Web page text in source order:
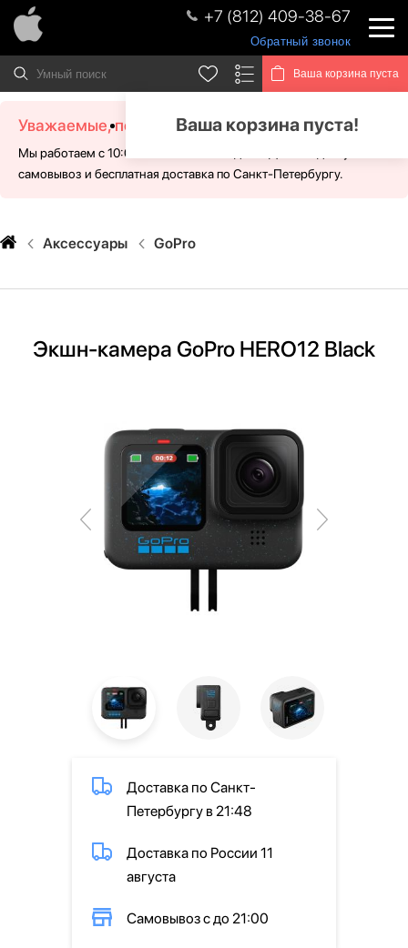
+7 (812) 409-38-67
Обратный звонок
Ваша корзина пуста
Ваша корзина пуста!
Уважаемые, посетители!
Мы работаем с 10:00 - 21:00 без выходных. Для Вас доступен
самовывоз и бесплатная доставка по Санкт-Петербургу.
Аксессуары GoPro
Экшн-камера GoPro HERO12 Black
Доставка по Санкт-
Петербургу в 21:48
Доставка по России 11
августа
Самовывоз с до 21:00